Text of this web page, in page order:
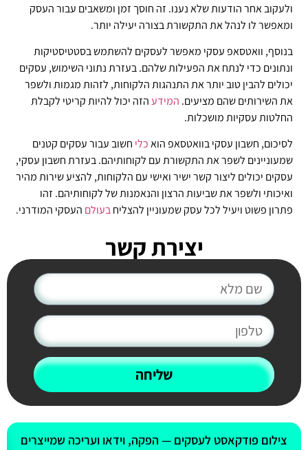
ולעקוב אחר הודעות שלא נענו. זה חוסך זמן ומשאבים עבור העסק
ומאפשר לו לנהל את התקשורת בצורה יעילה יותר.
בנוסף, וואטסאפ עסקי מאפשר לעסקים להשתמש בסטטיסטיקות
ונתונים כדי לנתח את הפעילות שלהם. בעזרת נתוני השימוש, עסקים
יכולים להבין טוב יותר את התנהגות הלקוחות, לזהות מגמות ולשפר
את השירותים שהם מציעים. המידעהזה יכול להיות קריטי לקבלת
החלטות עסקיות מושכלות.
לסיכום, חשבון עסקי בוואטסאפ הואכלי חשוב עבור עסקים קטנים
שמעוניינים לשפר את התקשורת עם לקוחותיהם. בעזרת חשבון עסקי,
עסקים יכולים ליצור קשר ישיר ואישי עם הלקוחות, להציע שירות מהיר
ואיכותי ולשפר את שביעות הרצון והנאמנות של לקוחותיהם. זהו
פתרון פשוט ויעיל לכל עסק שמעוניין להצליחבעולם העסקי המודרני.
יצירת קשר
שליחה
צילום פודקאסט לעסקים — הפקה, וידאו ועריכה שמייצרים